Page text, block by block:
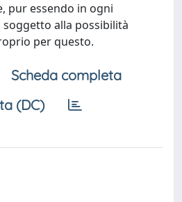
pur essendo in ogni
alla possibilità
per questo.
Scheda completa
(DC)